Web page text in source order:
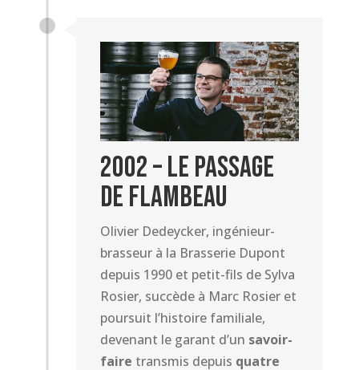
2002 – Le Passage
de Flambeau
Olivier Dedeycker, ingénieur-
brasseur à la Brasserie Dupont
depuis 1990 et petit-fils de Sylva
Rosier, succède à Marc Rosier et
poursuit l’histoire familiale,
devenant le garant d’un savoir-
faire transmis depuis quatre